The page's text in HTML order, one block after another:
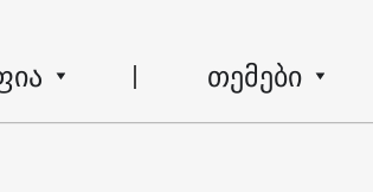
თემები